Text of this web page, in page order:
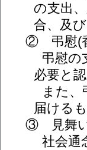
の支出
合、及
② 弔慰(
弔慰の
必要と
また
届ける
③ 見舞
社会通